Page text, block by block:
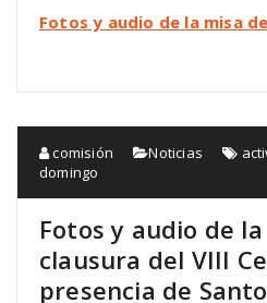
Fotos y audio de la misa
comisión Noticias
domingo
Fotos y audio de
clausura del VIII
presencia de